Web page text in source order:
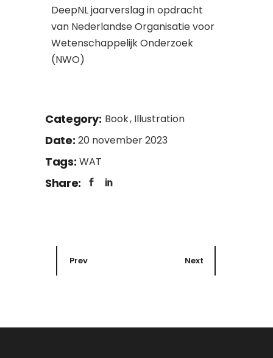
DeepNL jaarverslag in opdracht
van Nederlandse Organisatie voor
Wetenschappelijk Onderzoek
(NWO)
Category: Book Illustration
Date: 20 november 2023
Tags: WAT
Share:
Prev Next